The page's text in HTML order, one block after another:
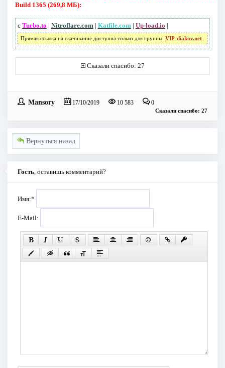
Build 1365 (269,8 МБ):
с Turbo.to | Nitroflare.com | Katfile.com | Up-load.io |
Прямая ссылка на скачивание доступна только для группы: VIP-diakov.net
Сказали спасибо: 27
Mansory 17/10/2019 10 583 0
Сказали спасибо: 27
Вернуться назад
Гость , оставишь комментарий?
Имя:*
E-Mail: